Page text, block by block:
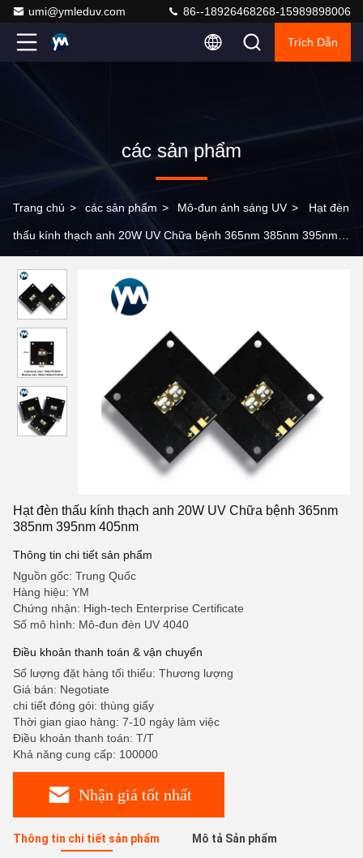
umi@ymleduv.com 86--18926468268-15989898006
Trích Dẫn
các sản phẩm
Trang chủ > các sản phẩm > Mô-đun ánh sáng UV > Hạt đèn
thấu kính thạch anh 20W UV Chữa bệnh 365nm 385nm 395nm
Hạt đèn thấu kính thạch anh 20W UV Chữa bệnh 365nm
385nm 395nm 405nm
Thông tin chi tiết sản phẩm
Nguồn gốc: Trung Quốc
Hàng hiệu: YM
Chứng nhận: High-tech Enterprise Certificate
Số mô hình: Mô-đun đèn UV 4040
Điều khoản thanh toán & vận chuyển
Số lượng đặt hàng tối thiểu: Thương lượng
Giá bán: Negotiate
chi tiết đóng gói: thùng giấy
Thời gian giao hàng: 7-10 ngày làm việc
Điều khoản thanh toán: T/T
Khả năng cung cấp: 100000
Nhận giá tốt nhất
Thông tin chi tiết sản phẩm Mô tả Sản phẩm